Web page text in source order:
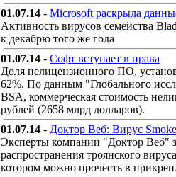
01.07.14 - Microsoft раскрыла
Активность вирусов семейства
к декабрю того же года
01.07.14 - Софт вступает в права
Доля нелицензионного ПО,
62%. По данным "Глобального
BSA, коммерческая стоимость
рублей (2658 млрд долларов).
01.07.14 - Доктор Веб: Вирус
Эксперты компании "Доктор Веб"
распространения троянского
котором можно прочесть в